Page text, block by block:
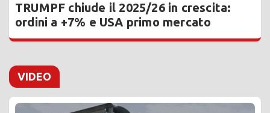
TRUMPF chiude il 2025/26 in crescita:
ordini a +7% e USA primo mercato
VIDEO